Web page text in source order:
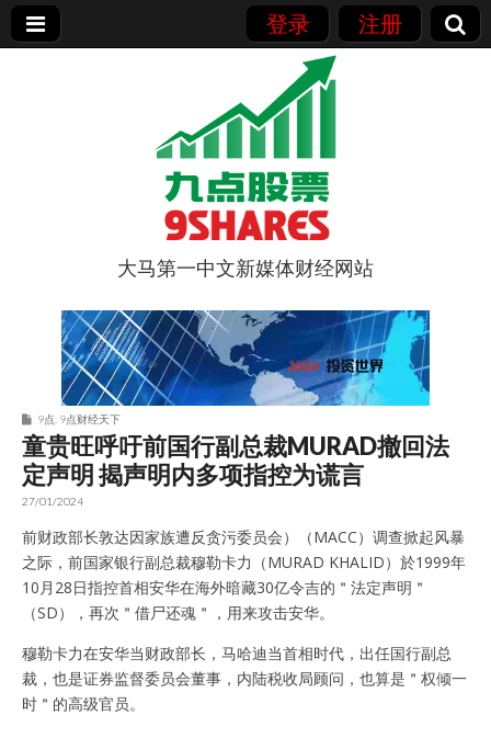
登录 注册
9点股票
大马第一中文新媒体财经网站
9点 9点财经天下
童贵旺呼吁前国行副总裁MURAD撤回法
定声明 揭声明内多项指控为谎言
27/01/2024
前财政部长敦达因家族遭反贪污委员会）（MACC）调查掀起风暴
之际，前国家银行副总裁穆勒卡力（MURAD KHALID）於1999年
10月28日指控首相安华在海外暗藏30亿令吉的＂法定声明＂
（SD），再次＂借尸还魂＂，用来攻击安华。
穆勒卡力在安华当财政部长，马哈迪当首相时代，出任国行副总
裁，也是证券监督委员会董事，内陆税收局顾问，也算是＂权倾一
时＂的高级官员。